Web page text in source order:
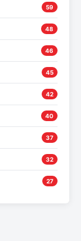
59
48
46
45
42
40
37
32
27